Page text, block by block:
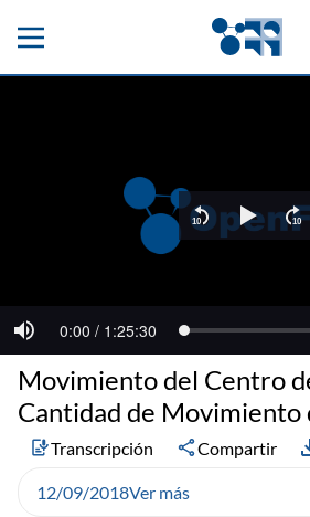
Movimiento del Centro
Cantidad de Movimiento
Transcripción Compartir
12/09/2018Ver más